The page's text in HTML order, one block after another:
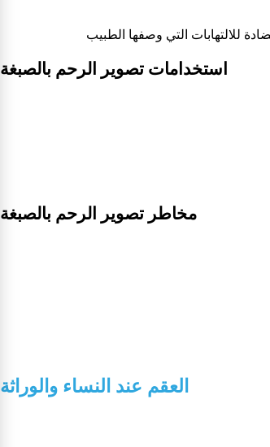
استخدامات تصوير الرحم بالصبغة
مخاطر تصوير الرحم بالصبغة
العقم عند النساء والوراثة